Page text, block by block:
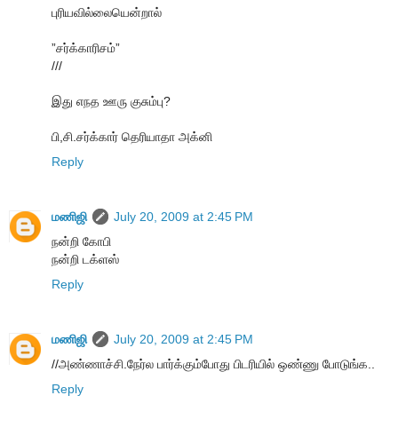
புரியவில்லையென்றால்
”சர்க்காரிசம்”
///
இது எநத ஊரு குசும்பு?
பி,சி.சர்க்கார் தெரியாதா அக்னி
Reply
மணிஜி
July 20, 2009 at 2:45 PM
நன்றி கோபி
நன்றி டக்ளஸ்
Reply
மணிஜி
July 20, 2009 at 2:45 PM
//அண்ணாச்சி.நேர்ல பார்க்கும்போது பிடரியில் ஒண்ணு போடுங்க..
Reply